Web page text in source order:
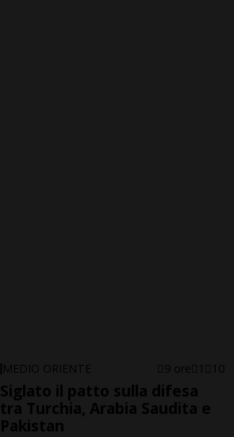
MEDIO ORIENTE 9 ore 1 10
Siglato il patto sulla difesa
tra Turchia, Arabia Saudita e
Pakistan